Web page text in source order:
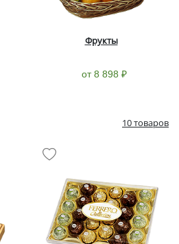
Фрукты
от 8 898 ₽
10 товаров